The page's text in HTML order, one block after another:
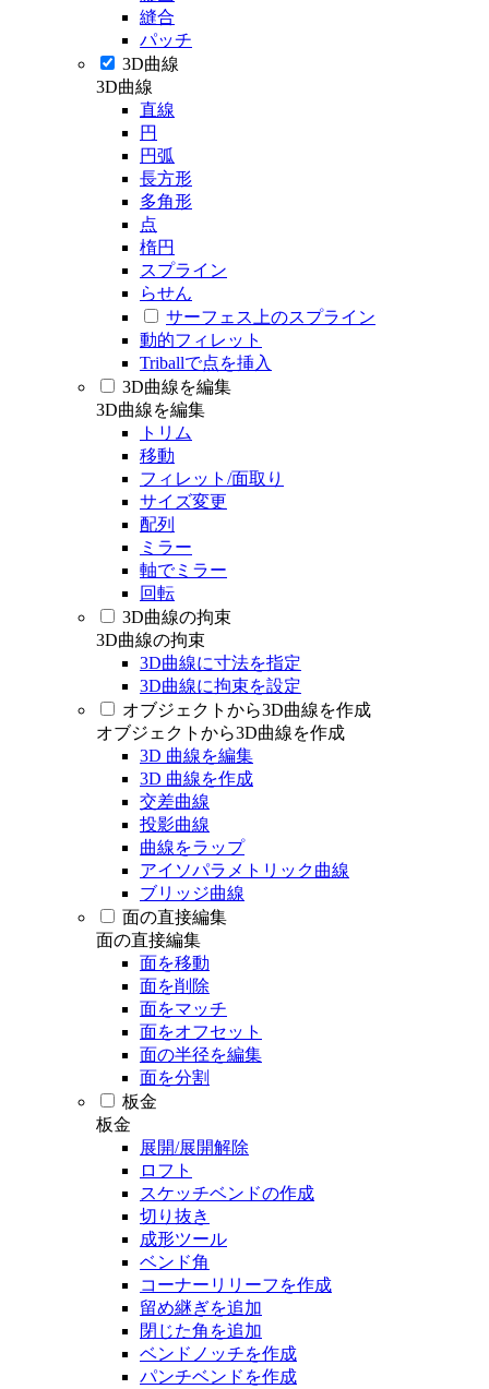
縫合
パッチ
3D曲線
3D曲線
直線
円
円弧
長方形
多角形
点
楕円
スプライン
らせん
サーフェス上のスプライン
動的フィレット
Triballで点を挿入
3D曲線を編集
3D曲線を編集
トリム
移動
フィレット/面取り
サイズ変更
配列
ミラー
軸でミラー
回転
3D曲線の拘束
3D曲線の拘束
3D曲線に寸法を指定
3D曲線に拘束を設定
オブジェクトから3D曲線を作成
オブジェクトから3D曲線を作成
3D 曲線を編集
3D 曲線を作成
交差曲線
投影曲線
曲線をラップ
アイソパラメトリック曲線
ブリッジ曲線
面の直接編集
面の直接編集
面を移動
面を削除
面をマッチ
面をオフセット
面の半径を編集
面を分割
板金
板金
展開/展開解除
ロフト
スケッチベンドの作成
切り抜き
成形ツール
ベンド角
コーナーリリーフを作成
留め継ぎを追加
閉じた角を追加
ベンドノッチを作成
パンチベンドを作成